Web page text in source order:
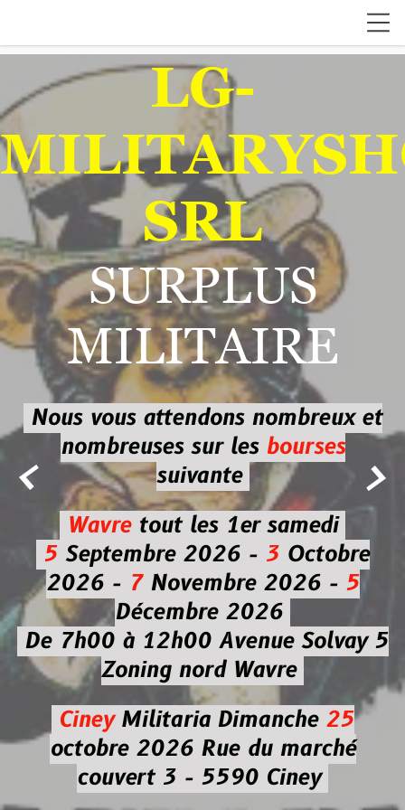
 
LG-
SRL
SURPLUS
MILITAIRE
Nous vous attendons nombreux et
nombreuses sur les bourses
suivante
Wavretout les 1er samedi
5Septembre 2026 - 3Octobre
2026 -7Novembre 2026 - 5
Décembre 2026
De 7h00 à 12h00 Avenue Solvay 5
Zoning nord Wavre
CineyMilitaria Dimanche 25
octobre 2026Rue du marché
couvert 3 - 5590 Ciney